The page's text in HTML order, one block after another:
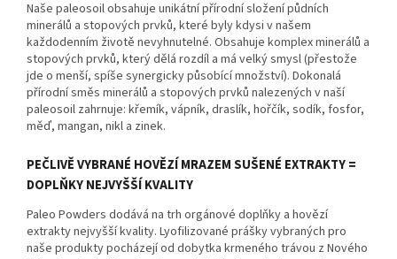
Naše paleosoil obsahuje unikátní přírodní složení půdních
minerálů a stopových prvků, které byly kdysi v našem
každodenním životě nevyhnutelné. Obsahuje komplex minerálů a
stopových prvků, který dělá rozdíl a má velký smysl (přestože
jde o menší, spíše synergicky působící množství). Dokonalá
přírodní směs minerálů a stopových prvků nalezených v naší
paleosoil zahrnuje: křemík, vápník, draslík, hořčík, sodík, fosfor,
měď, mangan, nikl a zinek.
PEČLIVĚ VYBRANÉ HOVĚZÍ MRAZEM SUŠENÉ EXTRAKTY =
DOPLŇKY NEJVYŠŠÍ KVALITY
Paleo Powders dodává na trh orgánové doplňky a hovězí
extrakty nejvyšší kvality. Lyofilizované prášky vybraných pro
naše produkty pocházejí od dobytka krmeného trávou z Nového